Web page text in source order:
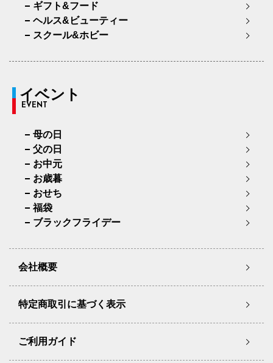
ギフト&フード
ヘルス&ビューティー
スクール&ホビー
イベント
EVENT
母の日
父の日
お中元
お歳暮
おせち
福袋
ブラックフライデー
会社概要
特定商取引に基づく表示
ご利用ガイド